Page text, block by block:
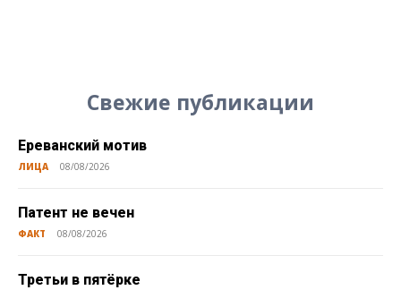
Свежие публикации
Ереванский мотив
ЛИЦА 08/08/2026
Патент не вечен
ФАКТ 08/08/2026
Третьи в пятёрке